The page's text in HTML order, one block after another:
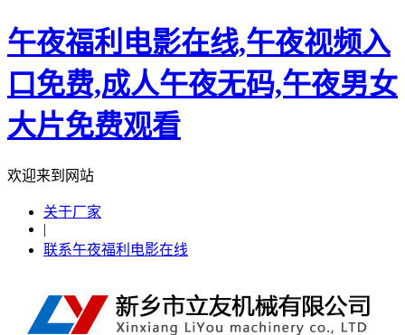
午夜福利电影在线,午夜视频入
口免费,成人午夜无码,午夜男女
大片免费观看
欢迎来到网站
关于厂家
|
联系午夜福利电影在线